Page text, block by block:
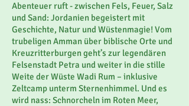
Abenteuer ruft - zwischen Fels, Feuer, Salz
und Sand: Jordanien begeistert mit
Geschichte, Natur und Wüstenmagie! Vom
trubeligen Amman über biblische Orte und
Kreuzritterburgen geht’s zur legendären
Felsenstadt Petra und weiter in die stille
Weite der Wüste Wadi Rum – inklusive
Zeltcamp unterm Sternenhimmel. Und es
wird nass: Schnorcheln im Roten Meer,